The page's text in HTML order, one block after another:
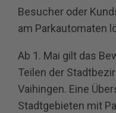
Besucher oder
am Parkautomaten
Ab 1. Mai gilt das
Teilen der
Vaihingen. Eine
Stadtgebieten mit